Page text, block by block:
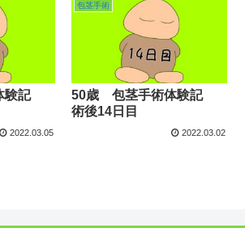
験記
2022.03.05
包茎手術
50歳 包茎手術体験記
術後14日目
2022.03.02